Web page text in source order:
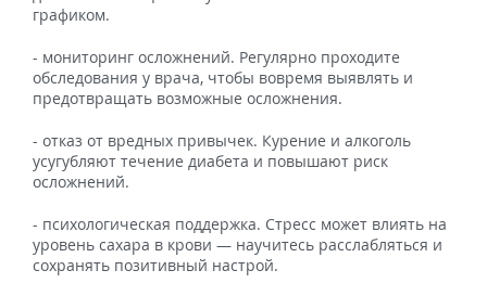
графиком.
- мониторинг осложнений. Регулярно проходите
обследования у врача, чтобы вовремя выявлять и
предотвращать возможные осложнения.
- отказ от вредных привычек. Курение и алкоголь
усугубляют течение диабета и повышают риск
осложнений.
- психологическая поддержка. Стресс может влиять на
уровень сахара в крови — научитесь расслабляться и
сохранять позитивный настрой.